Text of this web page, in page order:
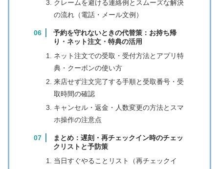
クレームを避ける連絡例とスムーズな解決
の流れ（電話・メール文例）
予約を守れないときの代替策：お持ち帰
り・ネット注文・特典の活用
ネット注文での受取・受付方法とアプリ特
典・クーポンの使い方
来店せず注文完了する手順と受取番号・受
取時間の確認
キャンセル・返金・人数変更の方法とスマ
ホ操作の注意点
まとめ：遅刻・再チェックイン時のチェッ
クリストと予防策
当日すぐやることリスト（再チェックイ